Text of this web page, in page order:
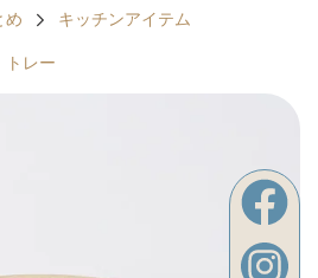
め キッチンアイテム
トレー